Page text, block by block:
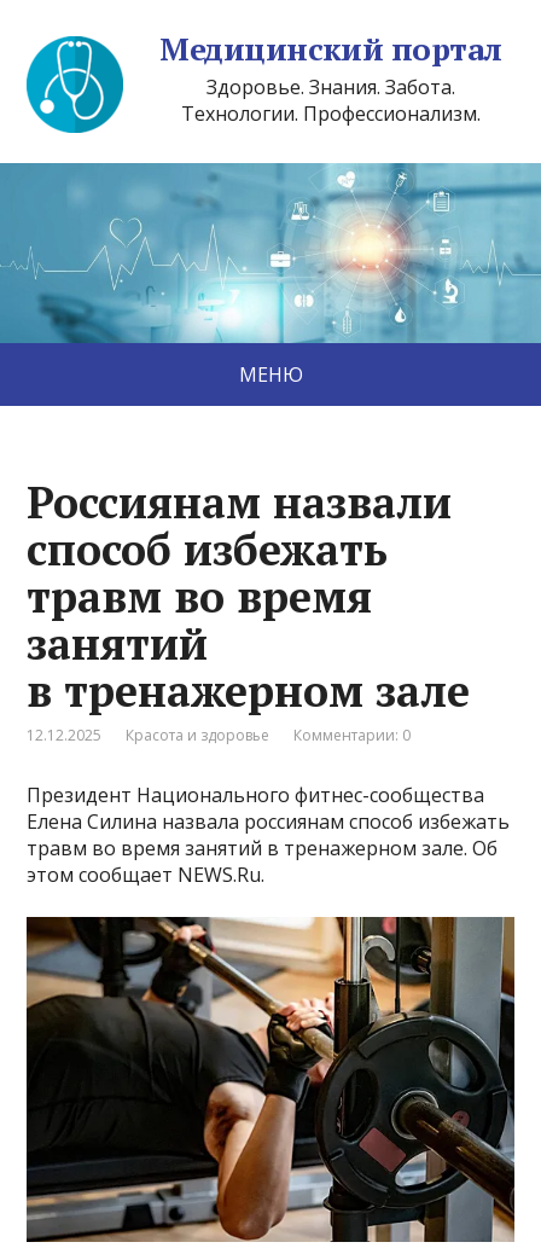
Медицинский портал
Здоровье. Знания. Забота.
Технологии. Профессионализм.
МЕНЮ
Россиянам назвали
способ избежать
травм во время
занятий
в тренажерном зале
12.12.2025 Красота и здоровье Комментарии: 0
Президент Национального фитнес-сообщества
Елена Силина назвала россиянам способ избежать
травм во время занятий в тренажерном зале. Об
этом сообщает NEWS.Ru.